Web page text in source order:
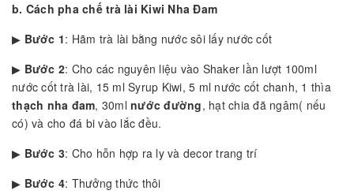
b. Cách pha chế trà lài Kiwi Nha Đam
▶ Bước 1: Hãm trà lài bằng nước sôi lấy nước cốt
▶ Bước 2: Cho các nguyên liệu vào Shaker lần lượt 100ml
nước cốt trà lài, 15 ml Syrup Kiwi, 5 ml nước cốt chanh, 1 thìa
thạch nha đam, 30ml nước đường, hạt chia đã ngâm( nếu
có) và cho đá bi vào lắc đều.
▶ Bước 3: Cho hỗn hợp ra ly và decor trang trí
▶ Bước 4: Thưởng thức thôi